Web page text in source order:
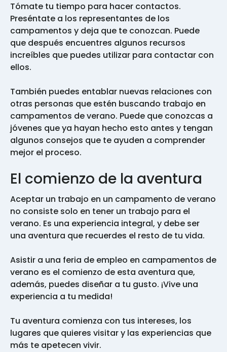
Tómate tu tiempo para hacer contactos.
Preséntate a los representantes de los
campamentos y deja que te conozcan. Puede
que después encuentres algunos recursos
increíbles que puedes utilizar para contactar con
ellos.
También puedes entablar nuevas relaciones con
otras personas que estén buscando trabajo en
campamentos de verano. Puede que conozcas a
jóvenes que ya hayan hecho esto antes y tengan
algunos consejos que te ayuden a comprender
mejor el proceso.
El comienzo de la aventura
Aceptar un trabajo en un campamento de verano
no consiste solo en tener un trabajo para el
verano. Es una experiencia integral, y debe ser
una aventura que recuerdes el resto de tu vida.
Asistir a una feria de empleo en campamentos de
verano es el comienzo de esta aventura que,
además, puedes diseñar a tu gusto. ¡Vive una
experiencia a tu medida!
Tu aventura comienza con tus intereses, los
lugares que quieres visitar y las experiencias que
más te apetecen vivir.